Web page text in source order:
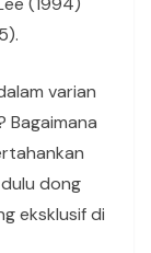
varian
Bagaimana
dong
eksklusif di